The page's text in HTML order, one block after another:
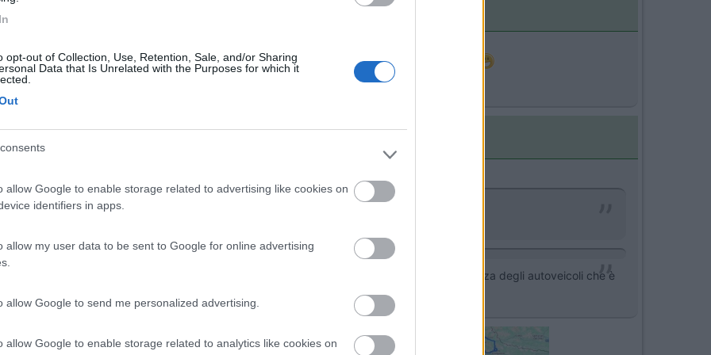
opt-out of Collection, Use, Retention, Sale, and/or Sharing
Data that Is Unrelated with the Purposes for which it
allow Google to enable storage related to advertising like cookies on
identifiers in apps.
allow my user data to be sent to Google for online advertising
allow Google to send me personalized advertising.
allow Google to enable storage related to analytics like cookies on
notare lo sfruttamento del rimorchio con carpenteria pseudo-autocostruita su due piani
per scaricarlo
alle 15:08:04
enrico
italiano, ma forse vale in tutta la UE: mi sembra che il rimorchio ecceda il limite in altezza degli autoveicoli che è
animali vivi, filobus, etc.).